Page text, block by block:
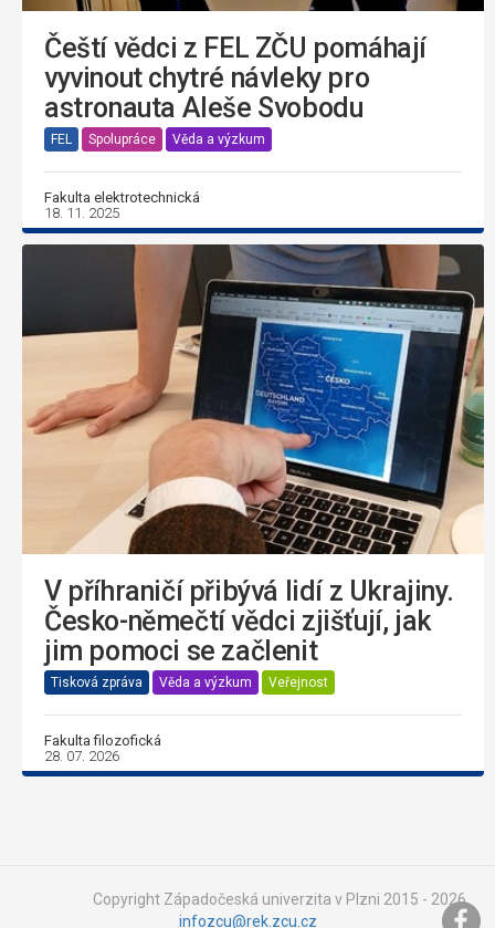
Čeští vědci z FEL ZČU pomáhají
vyvinout chytré návleky pro
astronauta Aleše Svobodu
FEL Spolupráce Věda a výzkum
Fakulta elektrotechnická
18. 11. 2025
V příhraničí přibývá lidí z Ukrajiny.
Česko-němečtí vědci zjišťují, jak
jim pomoci se začlenit
Tisková zpráva Věda a výzkum Veřejnost
Fakulta filozofická
28. 07. 2026
Copyright Západočeská univerzita v Plzni 2015 - 2026,
infozcu@rek.zcu.cz